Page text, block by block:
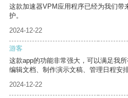
这款加速器VPM应用程序已经为我们带
护。
2024-12-22
游客
这款app的功能非常强大，可以满足我
编辑文档、制作演示文稿、管理日程安排
2024-12-22